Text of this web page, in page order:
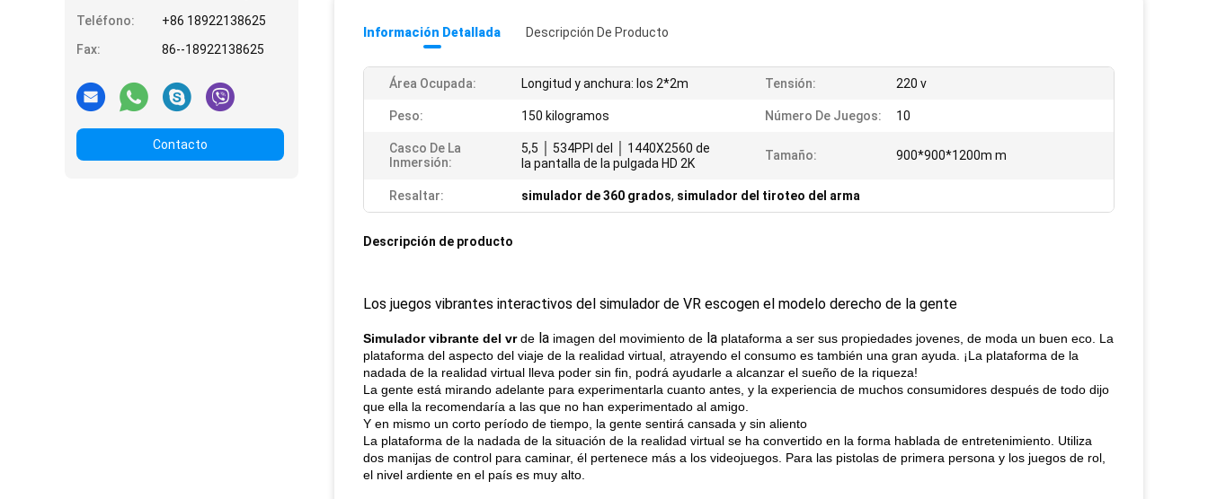
Teléfono:
+86 18922138625
Fax:
86--18922138625
Contacto
Información Detallada Descripción De Producto
Área Ocupada: Longitud y anchura: los 2*2m Tensión: 220 v
Peso: 150 kilogramos Número De Juegos: 10
Casco De La
Inmersión:
5,5 │ 534PPI del │ 1440X2560 de
la pantalla de la pulgada HD 2K
Tamaño: 900*900*1200m m
Resaltar: simulador de 360 grados, simulador del tiroteo del arma
Descripción de producto
Los juegos vibrantes interactivos del simulador de VR escogen el modelo derecho de la gente
Simulador vibrante del vrde la imagen del movimiento de la plataforma a ser sus propiedades jovenes, de moda un buen eco. La
plataforma del aspecto del viaje de la realidad virtual, atrayendo el consumo es también una gran ayuda. ¡La plataforma de la
nadada de la realidad virtual lleva poder sin fin, podrá ayudarle a alcanzar el sueño de la riqueza!
La gente está mirando adelante para experimentarla cuanto antes, y la experiencia de muchos consumidores después de todo dijo
que ella la recomendaría a las que no han experimentado al amigo.
Y en mismo un corto período de tiempo, la gente sentirá cansada y sin aliento
La plataforma de la nadada de la situación de la realidad virtual se ha convertido en la forma hablada de entretenimiento. Utiliza
dos manijas de control para caminar, él pertenece más a los videojuegos. Para las pistolas de primera persona y los juegos de rol,
el nivel ardiente en el país es muy alto.